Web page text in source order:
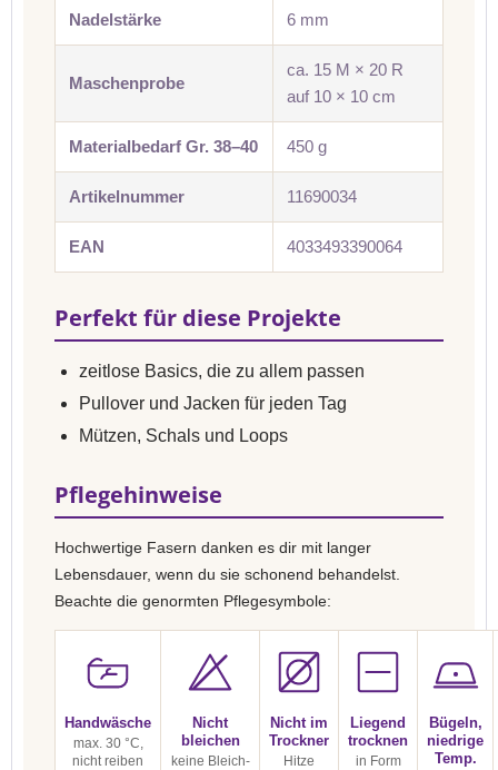
Nadelstärke 6 mm
Maschenprobe
ca. 15 M × 20 R
auf 10 × 10 cm
Materialbedarf Gr. 38–40 450 g
Artikelnummer 11690034
EAN 4033493390064
Perfekt für diese Projekte
zeitlose Basics, die zu allem passen
Pullover und Jacken für jeden Tag
Mützen, Schals und Loops
Pflegehinweise
Hochwertige Fasern danken es dir mit langer
Lebensdauer, wenn du sie schonend behandelst.
Beachte die genormten Pflegesymbole:
Handwäsche
max. 30 °C,
nicht reiben
Nicht
bleichen
keine Bleich-
Nicht im
Trockner
Hitze
Liegend
trocknen
in Form
Bügeln,
niedrige
Temp.